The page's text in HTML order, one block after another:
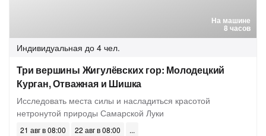
На машине
8 часов
Индивидуальная до 4 чел.
Три вершины Жигулёвских гор: Молодецкий
Курган, Отважная и Шишка
Исследовать места силы и насладиться красотой
нетронутой природы Самарской Луки
21 авг в 08:00
22 авг в 08:00